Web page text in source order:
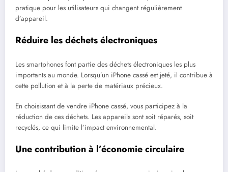
pratique pour les utilisateurs qui changent régulièrement
d’appareil.
Réduire les déchets électroniques
Les smartphones font partie des déchets électroniques les plus
importants au monde. Lorsqu’un iPhone cassé est jeté, il contribue à
cette pollution et à la perte de matériaux précieux.
En choisissant de vendre iPhone cassé, vous participez à la
réduction de ces déchets. Les appareils sont soit réparés, soit
recyclés, ce qui limite l’impact environnemental.
Une contribution à l’économie circulaire